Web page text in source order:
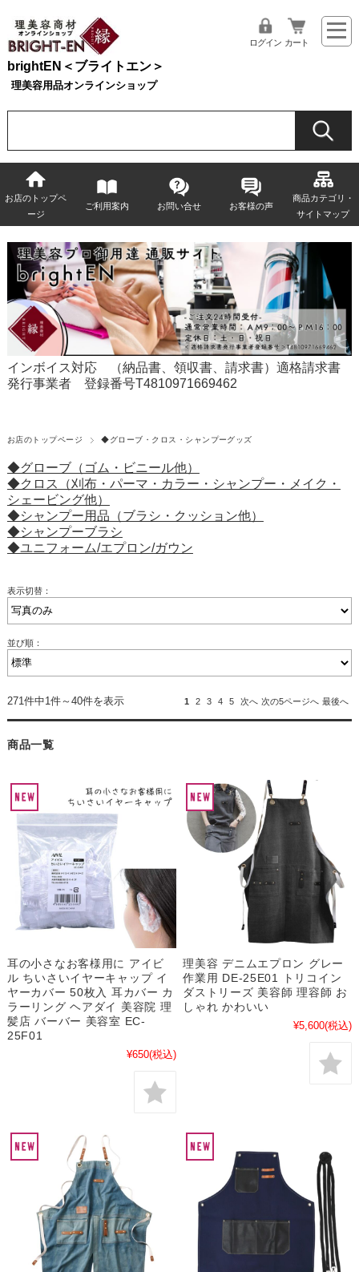
brightEN＜ブライトエン＞
理美容用品オンラインショップ
ログイン カート
お店のトップペ
ージ
ご利用案内 お問い合せ お客様の声
商品カテゴリ・
サイトマップ
インボイス対応 （納品書、領収書、請求書）適格請求書
発行事業者 登録番号T4810971669462
お店のトップページ ◆グローブ・クロス・シャンプーグッズ
◆グローブ（ゴム・ビニール他）
◆クロス（刈布・パーマ・カラー・シャンプー・メイク・
シェービング他）
◆シャンプー用品（ブラシ・クッション他）
◆シャンプーブラシ
◆ユニフォーム/エプロン/ガウン
表示切替：
並び順：
271件中1件～40件を表示 1 2 3 4 5 次へ 次の5ページへ 最後へ
商品一覧
耳の小さなお客様用に アイビ
ル ちいさいイヤーキャップ イ
ヤーカバー 50枚入 耳カバー カ
ラーリング ヘアダイ 美容院 理
髪店 バーバー 美容室 EC-
25F01
¥650(税込)
理美容 デニムエプロン グレー
作業用 DE-25E01 トリコイン
ダストリーズ 美容師 理容師 お
しゃれ かわいい
¥5,600(税込)